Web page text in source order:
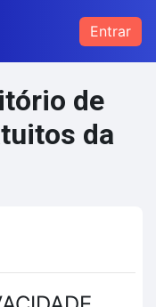
Entrar
de
da